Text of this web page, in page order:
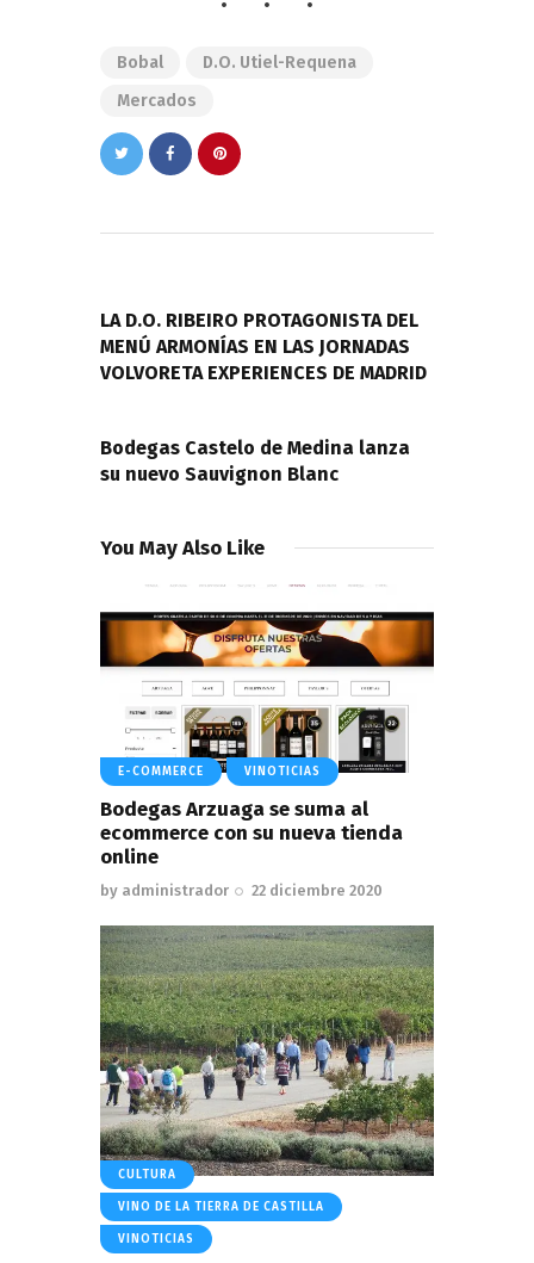
Bobal
D.O. Utiel-Requena
Mercados
entradas
LA D.O. RIBEIRO PROTAGONISTA DEL
MENÚ ARMONÍAS EN LAS JORNADAS
VOLVORETA EXPERIENCES DE MADRID
Bodegas Castelo de Medina lanza
su nuevo Sauvignon Blanc
You May Also Like
E-COMMERCE VINOTICIAS
Bodegas Arzuaga se suma al
ecommerce con su nueva tienda
online
by administrador 22 diciembre 2020
CULTURA
VINO DE LA TIERRA DE CASTILLA
VINOTICIAS